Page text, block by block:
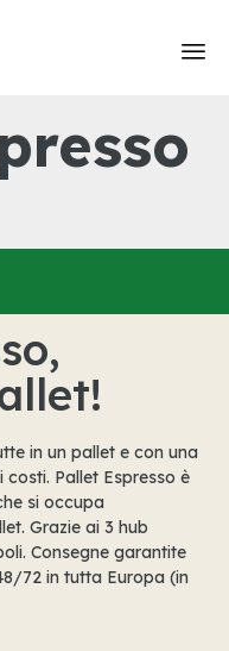
in un pallet e con una
Pallet Espresso è
si occupa
Grazie ai 3 hub
Consegne garantite
72 in tutta Europa (in